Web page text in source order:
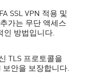
SSL VPN 적용 및
가는 무단 액세스
인 방법입니다.
TLS 프로토콜을
보안을 보장합니다.